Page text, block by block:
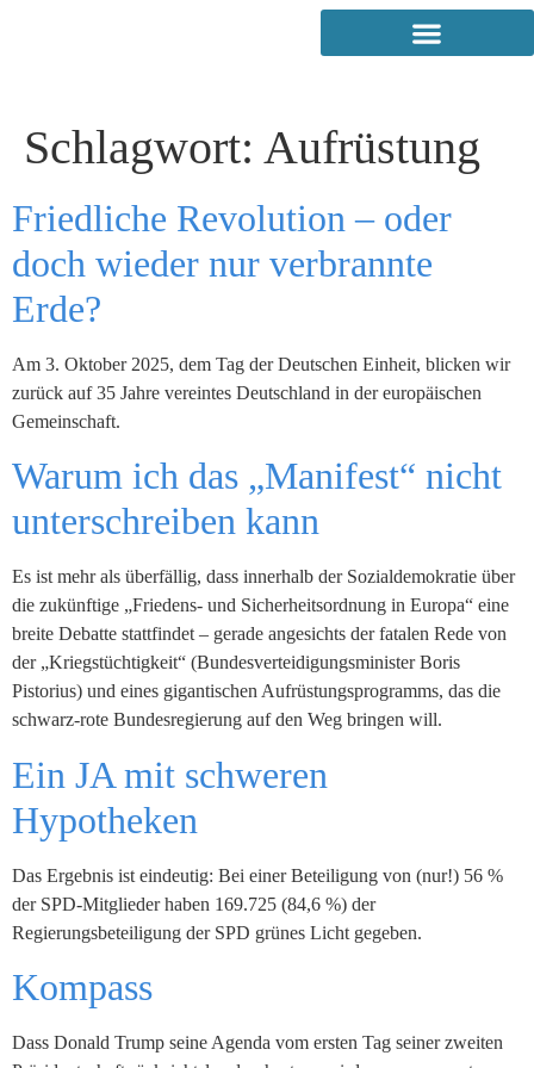
Schlagwort: Aufrüstung
Friedliche Revolution – oder
doch wieder nur verbrannte
Erde?
Am 3. Oktober 2025, dem Tag der Deutschen Einheit, blicken wir
zurück auf 35 Jahre vereintes Deutschland in der europäischen
Gemeinschaft.
Warum ich das „Manifest“ nicht
unterschreiben kann
Es ist mehr als überfällig, dass innerhalb der Sozialdemokratie über
die zukünftige „Friedens- und Sicherheitsordnung in Europa“ eine
breite Debatte stattfindet – gerade angesichts der fatalen Rede von
der „Kriegstüchtigkeit“ (Bundesverteidigungsminister Boris
Pistorius) und eines gigantischen Aufrüstungsprogramms, das die
schwarz-rote Bundesregierung auf den Weg bringen will.
Ein JA mit schweren
Hypotheken
Das Ergebnis ist eindeutig: Bei einer Beteiligung von (nur!) 56 %
der SPD-Mitglieder haben 169.725 (84,6 %) der
Regierungsbeteiligung der SPD grünes Licht gegeben.
Kompass
Dass Donald Trump seine Agenda vom ersten Tag seiner zweiten